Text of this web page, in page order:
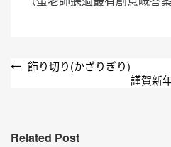
文
覽
飾り切り(かざりぎり)
謹賀新
Related Post